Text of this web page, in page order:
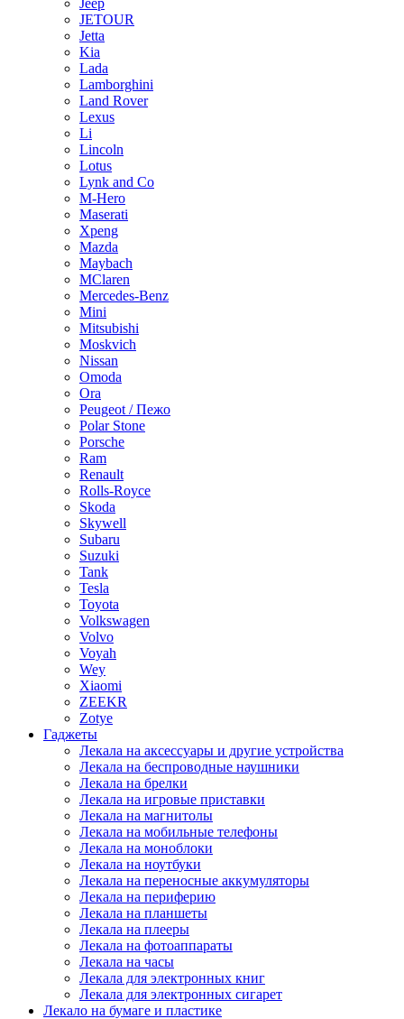
Jeep
JETOUR
Jetta
Kia
Lada
Lamborghini
Land Rover
Lexus
Li
Lincoln
Lotus
Lynk and Co
M-Hero
Maserati
Xpeng
Mazda
Maybach
MClaren
Mercedes-Benz
Mini
Mitsubishi
Moskvich
Nissan
Omoda
Ora
Peugeot / Пежо
Polar Stone
Porsche
Ram
Renault
Rolls-Royce
Skoda
Skywell
Subaru
Suzuki
Tank
Tesla
Toyota
Volkswagen
Volvo
Voyah
Wey
Xiaomi
ZEEKR
Zotye
Гаджеты
Лекала на аксессуары и другие устройства
Лекала на беспроводные наушники
Лекала на брелки
Лекала на игровые приставки
Лекала на магнитолы
Лекала на мобильные телефоны
Лекала на моноблоки
Лекала на ноутбуки
Лекала на переносные аккумуляторы
Лекала на периферию
Лекала на планшеты
Лекала на плееры
Лекала на фотоаппараты
Лекала на часы
Лекала для электронных книг
Лекала для электронных сигарет
Лекало на бумаге и пластике